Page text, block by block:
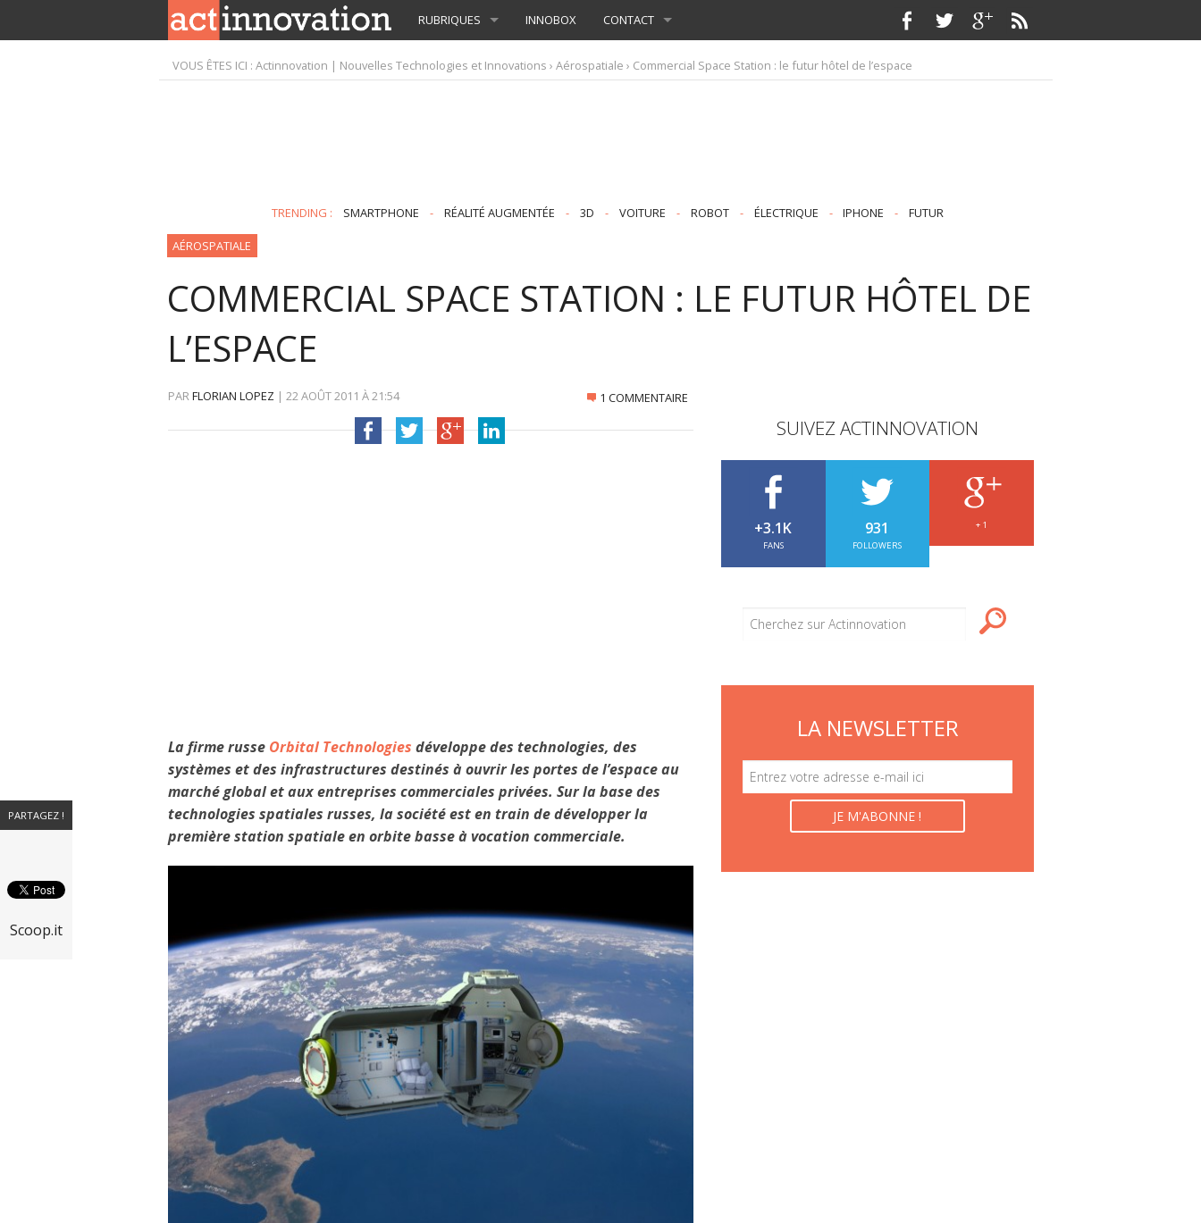
RUBRIQUES INNOBOX CONTACT
VOUS ÊTES ICI :Actinnovation | Nouvelles Technologies et Innovations ›Aérospatiale › Commercial Space Station : le futur hôtel de l’espace
TRENDING : SMARTPHONE - RÉALITÉ AUGMENTÉE - 3D - VOITURE - ROBOT - ÉLECTRIQUE - IPHONE - FUTUR
AÉROSPATIALE
COMMERCIAL SPACE STATION : LE FUTUR HÔTEL DE
L’ESPACE
PARFLORIAN LOPEZ | 22 AOÛT 2011 À21:54 1 COMMENTAIRE
La firme russe Orbital Technologies développe des technologies, des
systèmes et des infrastructures destinés à ouvrir les portes de l’espace au
marché global et aux entreprises commerciales privées. Sur la base des
technologies spatiales russes, la société est en train de développer la
première station spatiale en orbite basse à vocation commerciale.
SUIVEZ ACTINNOVATION
+3.1K
FANS
931
FOLLOWERS
+ 1
LA NEWSLETTER
PARTAGEZ !
Scoop.it